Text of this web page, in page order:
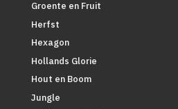
Groente en Fruit
Herfst
Hexagon
Hollands Glorie
Hout en Boom
Jungle